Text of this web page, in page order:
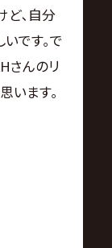
ど､自分
です｡で
さんのリ
います｡